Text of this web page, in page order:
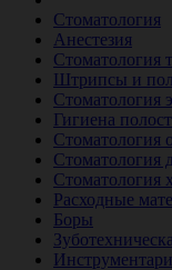
Стоматология
Анестезия
Стоматология
Штрипсы и
Стоматология
Гигиена
Стоматология
Стоматология
Стоматология
Расходные
Боры